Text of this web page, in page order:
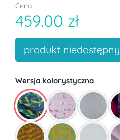
Cena
459.00 zł
produkt niedostępny
Wersja kolorystyczna